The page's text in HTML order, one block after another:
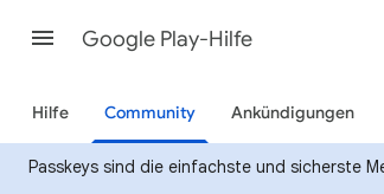
Google Play-Hilfe
Hilfe Community Ankündigungen
Passkeys sind die einfachste und sicherste